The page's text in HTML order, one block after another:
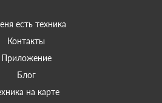
есть техника
Контакты
Приложение
Блог
на карте